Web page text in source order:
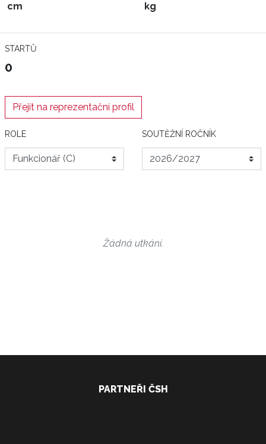
cm kg
STARTŮ
0
Přejít na reprezentační profil
ROLE SOUTĚŽNÍ ROČNÍK
Žádná utkání.
PARTNEŘI ČSH